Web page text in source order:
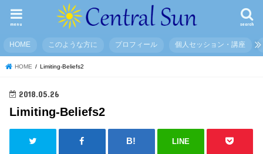
search
menu
HOME このような方に プロフィール 個人セッション・講座
HOME Limiting-Beliefs2
2018.05.26
Limiting-Beliefs2
LINE